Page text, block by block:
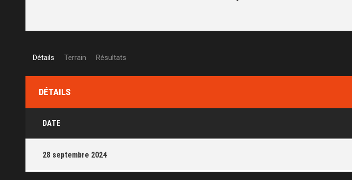
Détails Terrain Résultats
DÉTAILS
DATE
28 septembre 2024